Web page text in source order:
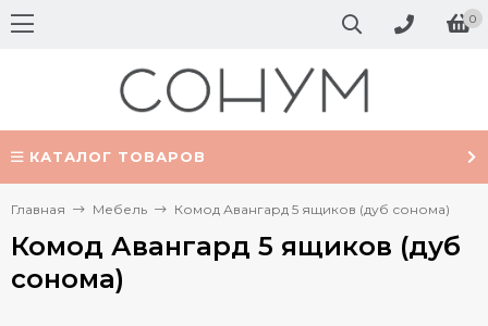
0
КАТАЛОГ ТОВАРОВ
Главная Мебель Комод Авангард 5 ящиков (дуб сонома)
Комод Авангард 5 ящиков (дуб
сонома)